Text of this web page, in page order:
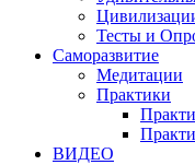
Тесты и
Саморазвитие
Медитации
Практики
ВИДЕО